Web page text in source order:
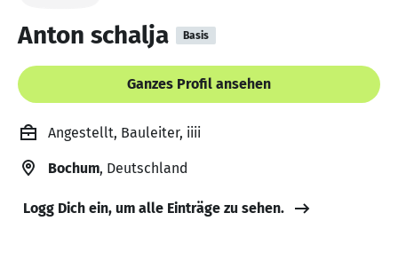
Anton schalja Basis
Ganzes Profil ansehen
Angestellt, Bauleiter, iiii
Bochum, Deutschland
Logg Dich ein, um alle Einträge zu sehen.